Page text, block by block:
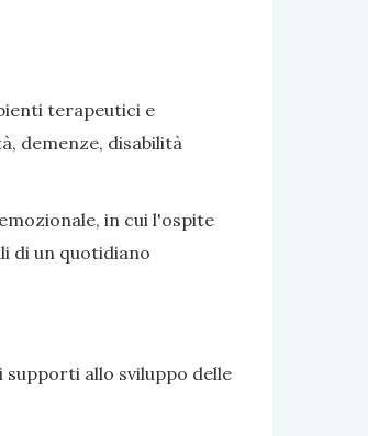
terapeutici e
demenze, disabilità
in cui l'ospite
di un quotidiano
allo sviluppo delle